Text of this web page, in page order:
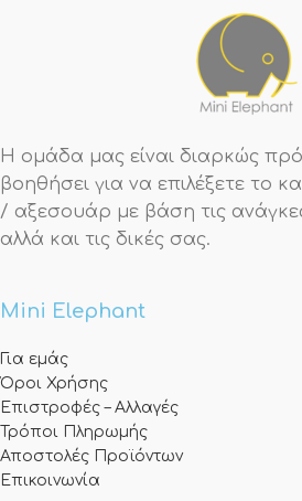
Η ομάδα μας είναι διαρκώς
βοηθήσει για να επιλέξετε το
/ αξεσουάρ με βάση τις
αλλά και τις δικές σας.
Mini Elephant
Για εμάς
Όροι Χρήσης
Επιστροφές – Αλλαγές
Τρόποι Πληρωμής
Αποστολές Προϊόντων
Επικοινωνία